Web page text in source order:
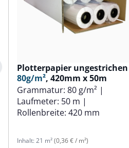
Plotterpapier ungestrichen
80g/m², 420mm x 50m
Grammatur: 80 g/m² |
Laufmeter: 50 m |
Rollenbreite: 420 mm
Inhalt: 21 m²(0,36 € / m²)